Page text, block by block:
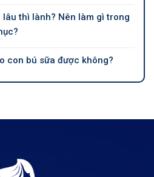
lâu thì lành? Nên làm gì trong
con bú sữa được không?